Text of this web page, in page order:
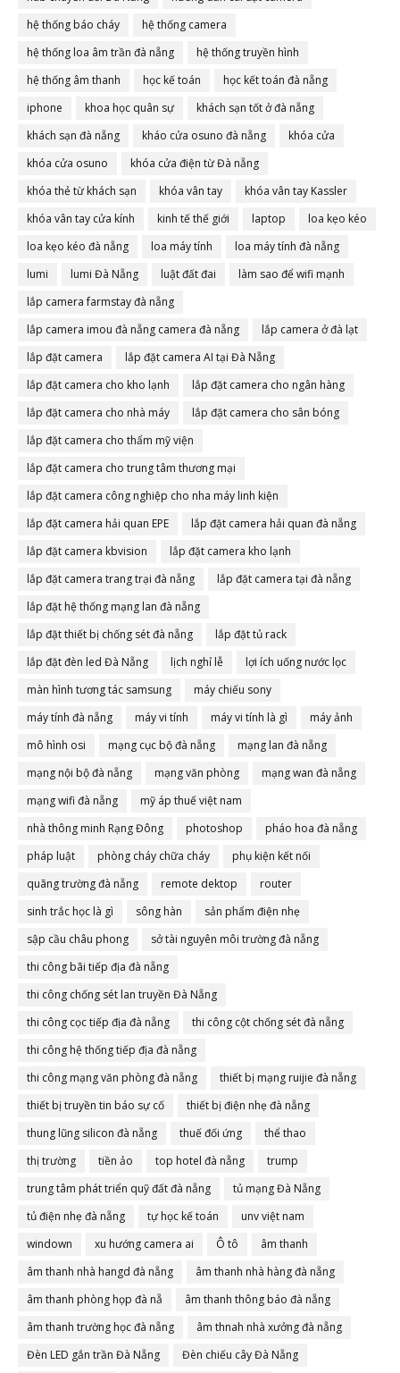
hệ thống báo cháy
hệ thống camera
hệ thống loa âm trần đà nẵng
hệ thống truyền hình
hệ thống âm thanh
học kế toán
học kết toán đà nẵng
iphone
khoa học quân sự
khách sạn tốt ở đà nẵng
khách sạn đà nẵng
kháo cửa osuno đà nẵng
khóa cửa
khóa cửa osuno
khóa cửa điện từ Đà nẵng
khóa thẻ từ khách sạn
khóa vân tay
khóa vân tay Kassler
khóa vân tay cửa kính
kinh tế thế giới laptop
loa kẹo kéo
loa kẹo kéo đà nẵng
loa máy tính
loa máy tính đà nẵng
lumi
lumi Đà Nẵng luật đất đai
làm sao để wifi mạnh
lắp camera farmstay đà nẵng
lắp camera imou đà nẵng camera đà nẵng
lắp camera ở đà lạt
lắp đặt camera
lắp đặt camera AI tại Đà Nẵng
lắp đặt camera cho kho lạnh
lắp đặt camera cho ngân hàng
lắp đặt camera cho nhà máy
lắp đặt camera cho sân bóng
lắp đặt camera cho thẩm mỹ viện
lắp đặt camera cho trung tâm thương mại
lắp đặt camera công nghiệp cho nha máy linh kiện
lắp đặt camera hải quan EPE
lắp đặt camera hải quan đà nẵng
lắp đặt camera kbvision
lắp đặt camera kho lạnh
lắp đặt camera trang trại đà nẵng
lắp đặt camera tại đà nẵng
lắp đặt hệ thống mạng lan đà nẵng
lắp đặt thiết bị chống sét đà nẵng
lắp đặt tủ rack
lắp đặt đèn led Đà Nẵng
lịch nghỉ lễ
lợi ích uống nước lọc
màn hình tương tác samsung
máy chiếu sony
máy tính đà nẵng
máy vi tính máy vi tính là gì
máy ảnh
mô hình osi
mạng cục bộ đà nẵng
mạng lan đà nẵng
mạng nội bộ đà nẵng
mạng văn phòng
mạng wan đà nẵng
mạng wifi đà nẵng
mỹ áp thuế việt nam
nhà thông minh Rạng Đông
photoshop
pháo hoa đà nẵng
pháp luật
phòng cháy chữa cháy
phụ kiện kết nối
quãng trường đà nẵng
remote dektop
router
sinh trắc học là gì
sông hàn
sản phẩm điện nhẹ
sập cầu châu phong
sở tài nguyên môi trường đà nẵng
thi công bãi tiếp địa đà nẵng
thi công chống sét lan truyền Đà Nẵng
thi công cọc tiếp địa đà nẵng
thi công cột chống sét đà nẵng
thi công hệ thống tiếp địa đà nẵng
thi công mạng văn phòng đà nẵng
thiết bị mạng ruijie đà nẵng
thiết bị truyền tin báo sự cố
thiết bị điện nhẹ đà nẵng
thung lũng silicon đà nẵng
thuế đối ứng
thể thao
thị trường
tiền ảo top hotel đà nẵng
trump
trung tâm phát triển quỹ đất đà nẵng
tủ mạng Đà Nẵng
tủ điện nhẹ đà nẵng
tự học kế toán
unv việt nam
windown
xu hướng camera ai Ô tô
âm thanh
âm thanh nhà hangd đà nẵng
âm thanh nhà hàng đà nẵng
âm thanh phòng họp đà nẵ
âm thanh thông báo đà nẵng
âm thanh trường học đà nẵng
âm thnah nhà xưởng đà nẵng
Đèn LED gắn trần Đà Nẵng
Đèn chiếu cây Đà Nẵng